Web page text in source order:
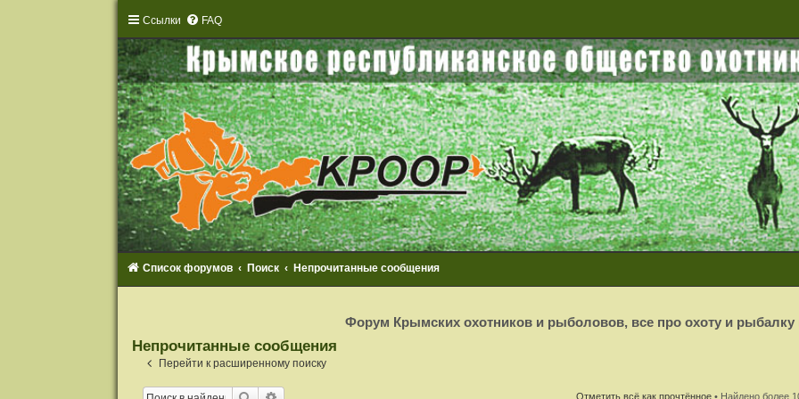
Ссылки FAQ
Список форумов Поиск Непрочитанные сообщения
и
с
Форум Крымских охотников и рыболовов, все про охоту и
Непрочитанные сообщения
Перейти к расширенному поиску
Отметить всё как прочтённое • Найдено более